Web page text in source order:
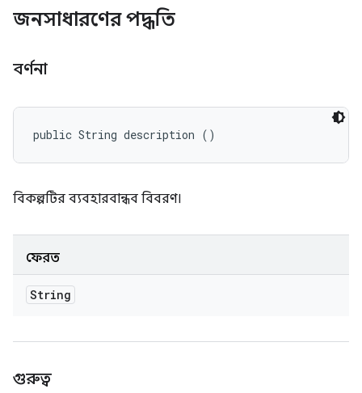
জনসাধারণের পদ্ধতি
বর্ণনা
public String description ()
বিকল্পটির ব্যবহারবান্ধব বিবরণ।
ফেরত
String
গুরুত্ব